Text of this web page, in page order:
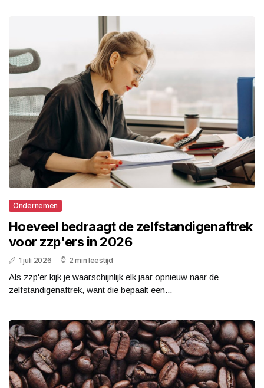
Ondernemen
Hoeveel bedraagt de zelfstandigenaftrek
voor zzp'ers in 2026
1 juli 2026 2 min leestijd
Als zzp'er kijk je waarschijnlijk elk jaar opnieuw naar de
zelfstandigenaftrek, want die bepaalt een...